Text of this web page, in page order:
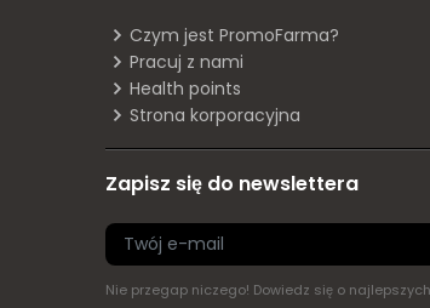
Czym jest PromoFarma?
Pracuj z nami
Health points
Strona korporacyjna
Zapisz się do newslettera
Nie przegap niczego! Dowiedz się o